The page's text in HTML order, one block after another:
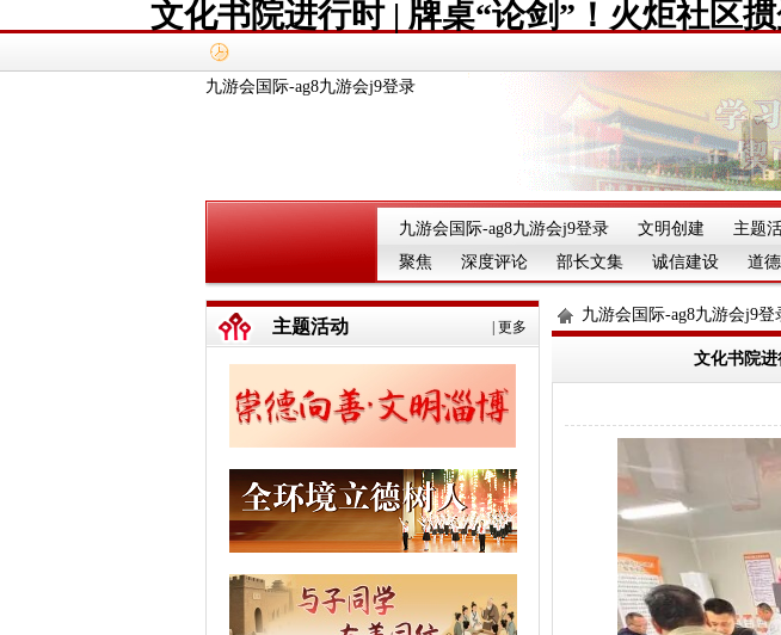
文化书院进行时 | 牌桌“论剑”！火炬社区
九游会国际-ag8九游会j9登录
九游会国际-ag8九游会j9登录 文明创建 主题
聚焦
深度评论 部长文集 诚信建设 道
更多
主题活动
九游会国际-ag8九游会j9登
文化书院